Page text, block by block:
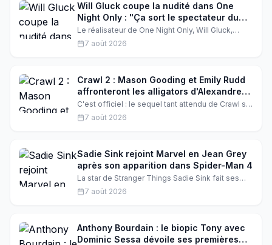
Will Gluck coupe la nudité dans One
Night Only : "Ça sort le spectateur du
film"
Le réalisateur de One Night Only, Will Gluck,
révèle avoir retiré énormément de nudité de son
film. Selon lui, les scènes de sexe explicites
7 août 2026
Crawl 2 : Mason Gooding et Emily Rudd
affronteront les alligators d'Alexandre
Aja
C'est officiel : le sequel tant attendu de Crawl se
précise. Mason Gooding et Emily Rudd, les stars
montantes de Scream et One Piece, ont été
promet un survival terrifiant.
7 août 2026
Sadie Sink rejoint Marvel en Jean Grey
après son apparition dans Spider-Man 4
La star de Stranger Things Sadie Sink fait ses
débuts dans l'univers cinématographique Marvel
dans Spider-Man: Brand New Day, et confirme
7 août 2026
Anthony Bourdain : le biopic Tony avec
Dominic Sessa dévoile ses premières